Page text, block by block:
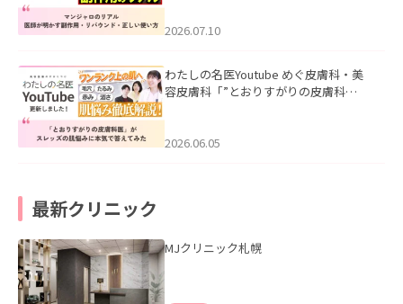
た。
2026.07.10
わたしの名医Youtube めぐ皮膚科・美
容皮膚科「”とおりすがりの皮膚科
2026.06.05
最新クリニック
MJクリニック札幌